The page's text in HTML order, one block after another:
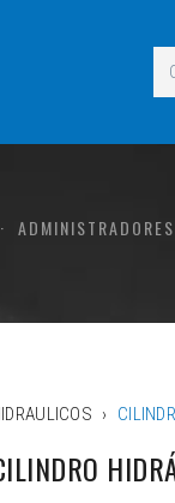
ADMINISTRADORES